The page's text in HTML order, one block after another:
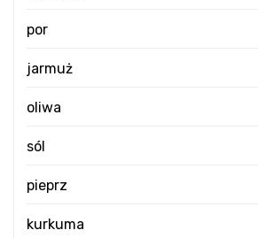
por
jarmuż
oliwa
sól
pieprz
kurkuma